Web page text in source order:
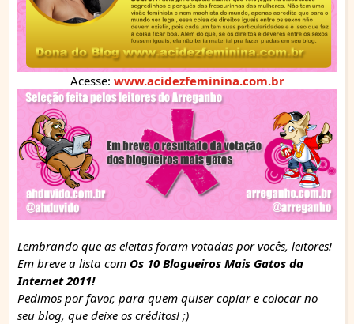
Acesse: www.acidezfeminina.com.br
Lembrando que as eleitas foram votadas por vocês, leitores!
Em breve a lista com Os 10 Blogueiros Mais Gatos da
Internet 2011!
Pedimos por favor, para quem quiser copiar e colocar no
seu blog, que deixe os créditos! ;)